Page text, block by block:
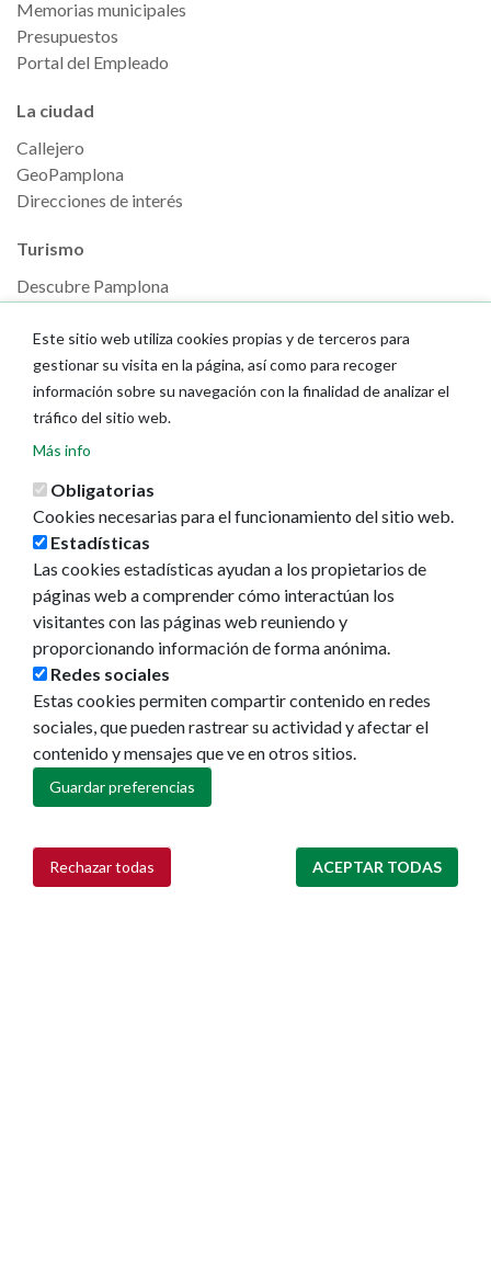
Memorias municipales
Presupuestos
Portal del Empleado
La ciudad
Callejero
GeoPamplona
Direcciones de interés
Turismo
Descubre Pamplona
Actualidad
Noticias
Eventos
Redes sociales
Este sitio web utiliza cookies propias y de terceros para
gestionar su visita en la página, así como para recoger
información sobre su navegación con la finalidad de analizar el
tráfico del sitio web.
Más info
Obligatorias
Cookies necesarias para el funcionamiento del sitio web.
Estadísticas
Las cookies estadísticas ayudan a los propietarios de
páginas web a comprender cómo interactúan los
visitantes con las páginas web reuniendo y
proporcionando información de forma anónima.
Redes sociales
Estas cookies permiten compartir contenido en redes
sociales, que pueden rastrear su actividad y afectar el
contenido y mensajes que ve en otros sitios.
Guardar preferencias
Rechazar todas ACEPTAR TODAS
Retirar consentimiento